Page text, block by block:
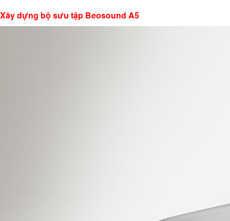
Xây dựng bộ sưu tập Beosound A5